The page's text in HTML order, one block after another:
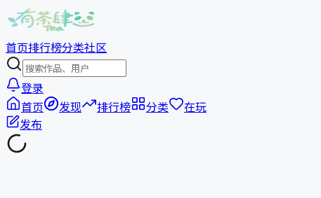
首页排行榜分类社区
登录
首页
发现 排行榜 分类
在玩
发布